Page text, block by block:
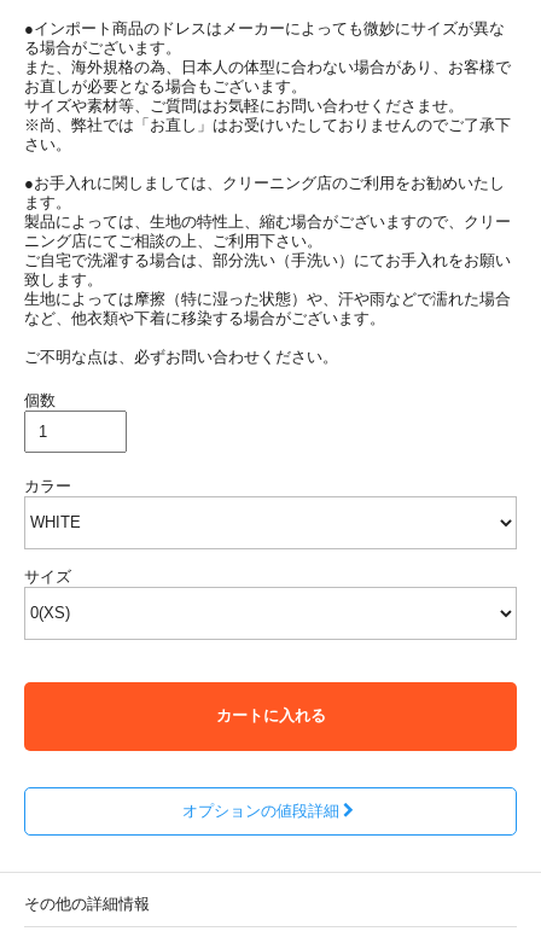
●インポート商品のドレスはメーカーによっても微妙にサイズが異な
る場合がございます。
また、海外規格の為、日本人の体型に合わない場合があり、お客様で
お直しが必要となる場合もございます。
サイズや素材等、ご質問はお気軽にお問い合わせくださませ。
※尚、弊社では「お直し」はお受けいたしておりませんのでご了承下
さい。
●お手入れに関しましては、クリーニング店のご利用をお勧めいたし
ます。
製品によっては、生地の特性上、縮む場合がございますので、クリー
ニング店にてご相談の上、ご利用下さい。
ご自宅で洗濯する場合は、部分洗い（手洗い）にてお手入れをお願い
致します。
生地によっては摩擦（特に湿った状態）や、汗や雨などで濡れた場合
など、他衣類や下着に移染する場合がございます。
ご不明な点は、必ずお問い合わせください。
個数
カラー
サイズ
カートに入れる
オプションの値段詳細
その他の詳細情報